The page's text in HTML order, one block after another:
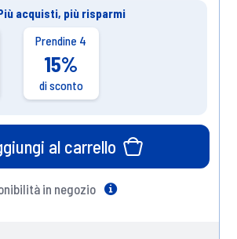
acquisti, più risparmi
Prendine 4
15%
di sconto
al carrello
in negozio